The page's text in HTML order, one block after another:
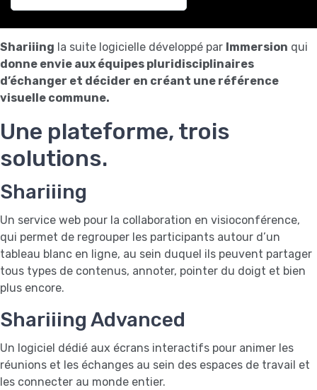
Shariiing la suite logicielle développé par Immersion qui
donne envie aux équipes pluridisciplinaires
d’échanger et décider en créant une référence
visuelle commune.
Une plateforme, trois
solutions.
Shariiing
Un service web pour la collaboration en visioconférence,
qui permet de regrouper les participants autour d’un
tableau blanc en ligne, au sein duquel ils peuvent partager
tous types de contenus, annoter, pointer du doigt et bien
plus encore.
Shariiing Advanced
Un logiciel dédié aux écrans interactifs pour animer les
réunions et les échanges au sein des espaces de travail et
les connecter au monde entier.